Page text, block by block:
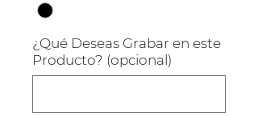
¿Qué Deseas Grabar en este
Producto? (opcional)